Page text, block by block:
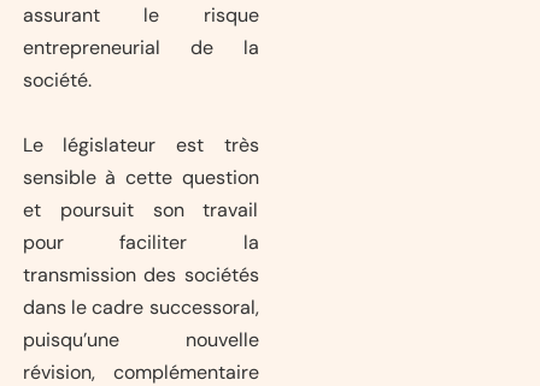
assurant le risque
entrepreneurial de la
société.
Le législateur est très
sensible à cette question
et poursuit son travail
pour faciliter la
transmission des sociétés
dans le cadre successoral,
puisqu’une nouvelle
révision, complémentaire